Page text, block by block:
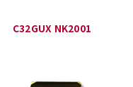
C32GUX NK2001